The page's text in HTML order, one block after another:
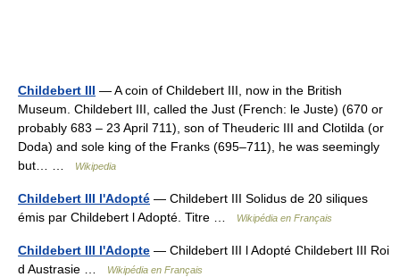
Childebert III — A coin of Childebert III, now in the British
Museum. Childebert III, called the Just (French: le Juste) (670 or
probably 683 – 23 April 711), son of Theuderic III and Clotilda (or
Doda) and sole king of the Franks (695–711), he was seemingly
but… …
Wikipedia
Childebert III l'Adopté — Childebert III Solidus de 20 siliques
émis par Childebert l Adopté. Titre …
Wikipédia en Français
Childebert III l'Adopte — Childebert III l Adopté Childebert III Roi
d Austrasie …
Wikipédia en Français